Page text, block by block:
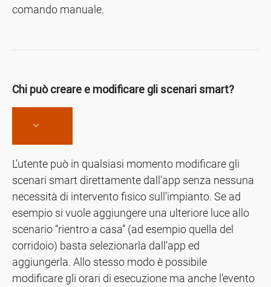
comando manuale.
Chi può creare e modificare gli scenari smart?
L’utente può in qualsiasi momento modificare gli
scenari smart direttamente dall’app senza nessuna
necessità di intervento fisico sull’impianto. Se ad
esempio si vuole aggiungere una ulteriore luce allo
scenario “rientro a casa” (ad esempio quella del
corridoio) basta selezionarla dall’app ed
aggiungerla. Allo stesso modo è possibile
modificare gli orari di esecuzione ma anche l’evento